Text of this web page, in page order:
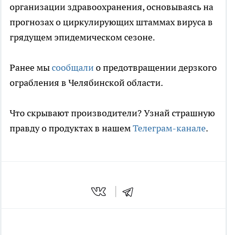
организации здравоохранения, основываясь на
прогнозах о циркулирующих штаммах вируса в
грядущем эпидемическом сезоне.
Ранее мысообщалио предотвращении дерзкого
ограбления в Челябинской области.
Что скрывают производители? Узнай страшную
правду о продуктах в нашемТелеграм-канале.